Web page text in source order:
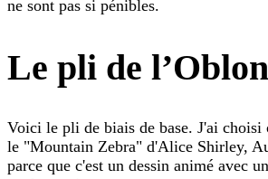
ne sont pas si pénibles.
Le pli de
Voici le pli de biais de base. J'ai choisi
le "Mountain Zebra" d'Alice Shirley,
parce que c'est un dessin animé avec